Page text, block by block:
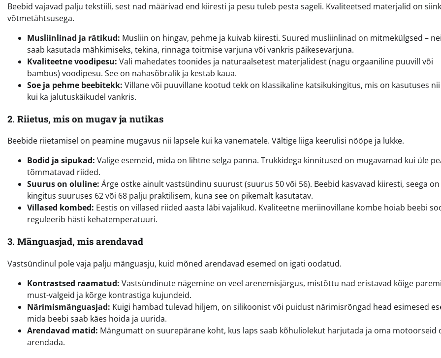
Beebid vajavad palju tekstiili, sest nad määrivad end kiiresti ja pesu tuleb pesta sageli. Kvaliteetsed materjalid on
võtmetähtsusega.
Musliinlinad ja rätikud: Musliin on hingav, pehme ja kuivab kiiresti. Suured musliinlinad on mitmekülgsed –
saab kasutada mähkimiseks, tekina, rinnaga toitmise varjuna või vankris päikesevarjuna.
Kvaliteetne voodipesu: Vali mahedates toonides ja naturaalsetest materjalidest (nagu orgaaniline puuvill või
bambus) voodipesu. See on nahasõbralik ja kestab kaua.
Soe ja pehme beebitekk: Villane või puuvillane kootud tekk on klassikaline katsikukingitus, mis on kasutuses
kui ka jalutuskäikudel vankris.
2. Riietus, mis on mugav ja nutikas
Beebide riietamisel on peamine mugavus nii lapsele kui ka vanematele. Vältige liiga keerulisi nööpe ja lukke.
Bodid ja sipukad: Valige esemeid, mida on lihtne selga panna. Trukkidega kinnitused on mugavamad kui üle
tõmmatavad riided.
Suurus on oluline: Ärge ostke ainult vastsündinu suurust (suurus 50 või 56). Beebid kasvavad kiiresti, seega on
kingitus suuruses 62 või 68 palju praktilisem, kuna see on pikemalt kasutatav.
Villased kombed: Eestis on villased riided aasta läbi vajalikud. Kvaliteetne meriinovillane kombe hoiab beebi
reguleerib hästi kehatemperatuuri.
3. Mänguasjad, mis arendavad
Vastsündinul pole vaja palju mänguasju, kuid mõned arendavad esemed on igati oodatud.
Kontrastsed raamatud: Vastsündinute nägemine on veel arenemisjärgus, mistõttu nad eristavad kõige
must-valgeid ja kõrge kontrastiga kujundeid.
Närimismänguasjad: Kuigi hambad tulevad hiljem, on silikoonist või puidust närimisrõngad head esimesed
mida beebi saab käes hoida ja uurida.
Arendavad matid: Mängumatt on suurepärane koht, kus laps saab kõhuliolekut harjutada ja oma motoorseid
arendada.